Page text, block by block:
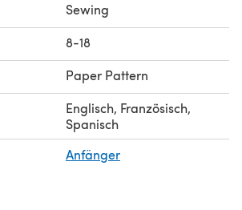
Sewing
8-18
Paper Pattern
Englisch, Französisch,
Spanisch
Anfänger